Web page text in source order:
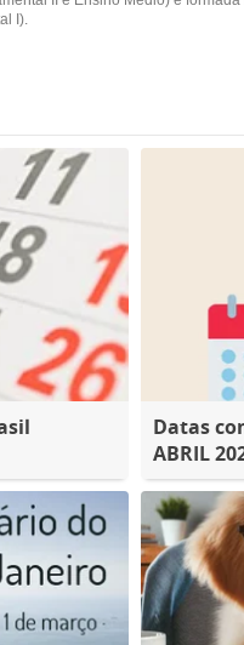
I).
Datas
ABRIL